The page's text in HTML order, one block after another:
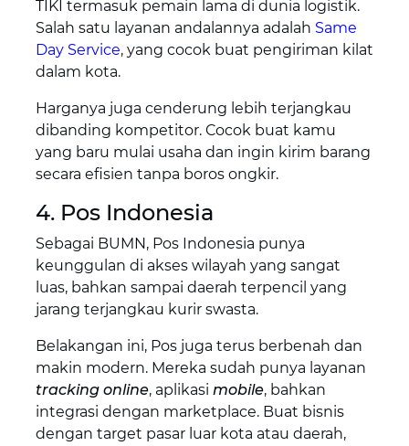
TIKI termasuk pemain lama di dunia logistik.
Salah satu layanan andalannya adalah Same
Day Service, yang cocok buat pengiriman kilat
dalam kota.
Harganya juga cenderung lebih terjangkau
dibanding kompetitor. Cocok buat kamu
yang baru mulai usaha dan ingin kirim barang
secara efisien tanpa boros ongkir.
4. Pos Indonesia
Sebagai BUMN, Pos Indonesia punya
keunggulan di akses wilayah yang sangat
luas, bahkan sampai daerah terpencil yang
jarang terjangkau kurir swasta.
Belakangan ini, Pos juga terus berbenah dan
makin modern. Mereka sudah punya layanan
tracking online, aplikasi mobile, bahkan
integrasi dengan marketplace. Buat bisnis
dengan target pasar luar kota atau daerah,